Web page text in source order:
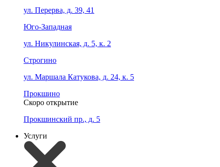
ул. Перерва, д. 39, 41
Юго-Западная
ул. Никулинская, д. 5, к. 2
Строгино
ул. Маршала Катукова, д. 24, к. 5
Прокшино
Скоро открытие
Прокшинский пр., д. 5
Услуги